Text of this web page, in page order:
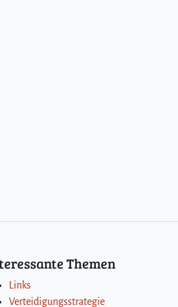
Themen
Links
Verteidigungsstrategie